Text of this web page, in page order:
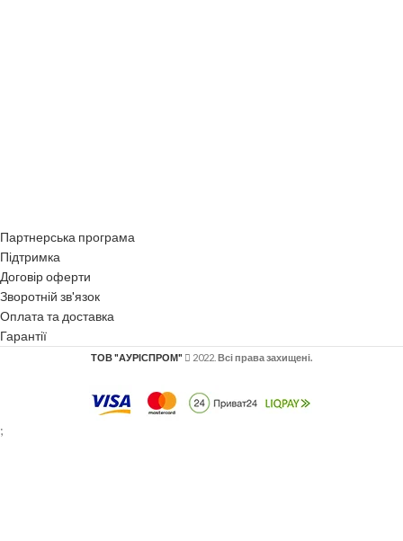
Партнерська програма
Підтримка
Договір оферти
Зворотній зв'язок
Оплата та доставка
Гарантії
ТОВ "АУРІСПРОМ" 2022. Всі права захищені.
;